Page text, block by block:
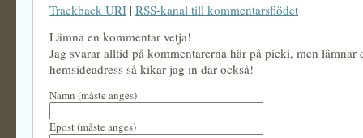
Trackback URI | RSS-kanal till kommentarsflödet
Lämna en kommentar vetja!
Jag svarar alltid på kommentarerna här på picki, men lämnar
hemsideadress så kikar jag in där också!
Namn (måste anges)
Epost (måste anges)